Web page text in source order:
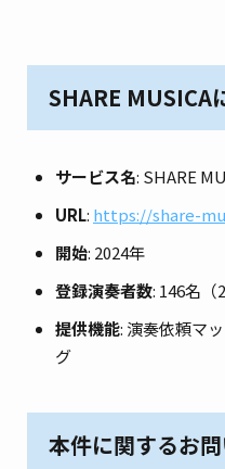
SHARE MUSICA
サービス名: SHARE
URL: https://share-
開始: 2024年
登録演奏者数: 146名（
提供機能: 演奏依頼マ
グ
本件に関するお